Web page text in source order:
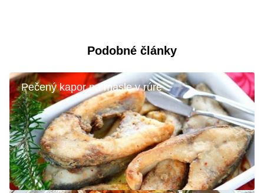
Podobné články
Pečený kapor na masle v rúre